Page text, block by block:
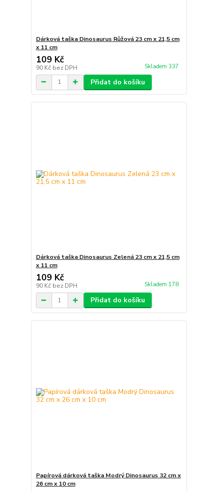
Dárková taška Dinosaurus Růžová 23 cm x 21,5 cm
x 11 cm
109 Kč
90 Kč bez DPH Skladem 337
Přidat do košíku
Dárková taška Dinosaurus Zelená 23 cm x 21,5 cm
x 11 cm
109 Kč
90 Kč bez DPH Skladem 178
Přidat do košíku
Papírová dárková taška Modrý Dinosaurus 32 cm x
26 cm x 10 cm